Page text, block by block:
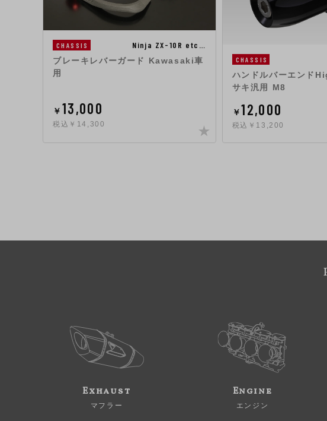
CHASSIS Ninja ZX-10R etc…
ブレーキレバーガード Kawasaki車
用
￥ 13,000
税込￥14,300
CHASSIS
ハンドルバーエンド
サキ汎用 M8
￥12,000
税込￥13,200
Exhaust
マフラー
Engine
エンジン